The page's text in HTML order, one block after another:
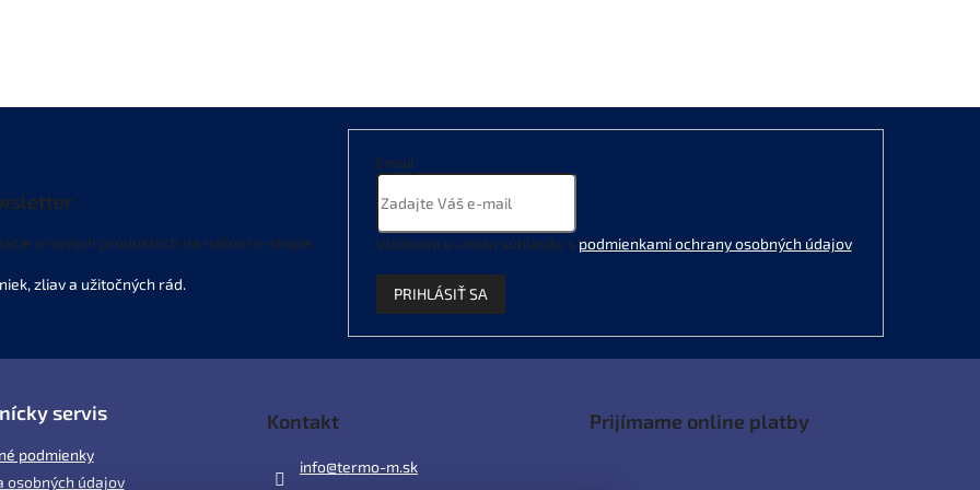
o nových produktoch na našom e-shope.
Email
Vložením e-mailu súhlasíte s podmienkami ochrany osobných údajov.
PRIHLÁSIŤ SA
servis
podmienky
osobných údajov
Kontakt
info@termo-m.sk
Prijímame online platby